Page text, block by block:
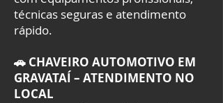
técnicas seguras e atendimento
rápido.
🚗 CHAVEIRO AUTOMOTIVO EM
GRAVATAÍ – ATENDIMENTO NO
LOCAL